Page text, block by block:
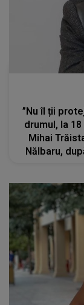
”Nu îl ții
drumul, la
Mihai
Nălbaru,